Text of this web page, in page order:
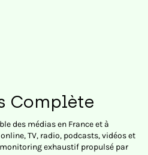
Complète
des médias en France et à
TV, radio, podcasts, vidéos et
exhaustif propulsé par